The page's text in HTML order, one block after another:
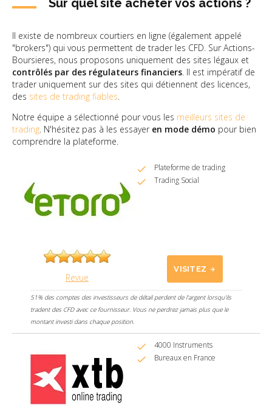
Il existe de nombreux courtiers en ligne (également appelé
"brokers") qui vous permettent de trader les CFD. Sur Actions-
Boursieres, nous proposons uniquement des sites légaux et
contrôlés par des régulateurs financiers . Il est impératif de
trader uniquement sur des sites qui détiennent des licences,
des sites de trading fiables
Notre équipe a sélectionné pour vous les meilleurs sites de
trading . N'hésitez pas à les essayer en mode démo pour bien
comprendre la plateforme.
Plateforme de trading
Trading Social
Revue
VISITEZ
51% des comptes des investisseurs de détail perdent de l'argent lorsqu'ils
tradent des CFD avec ce fournisseur. Vous ne perdrez jamais plus que le
montant investi dans chaque position.
4000 Instruments
Bureaux en France